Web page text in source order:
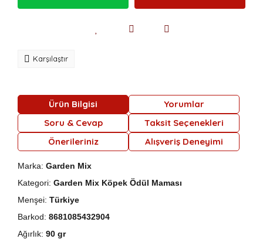
Karşılaştır
Ürün Bilgisi
Yorumlar
Soru & Cevap
Taksit Seçenekleri
Önerileriniz
Alışveriş Deneyimi
Marka: Garden Mix
Kategori: Garden Mix Köpek Ödül Maması
Menşei: Türkiye
Barkod: 8681085432904
Ağırlık: 90 gr